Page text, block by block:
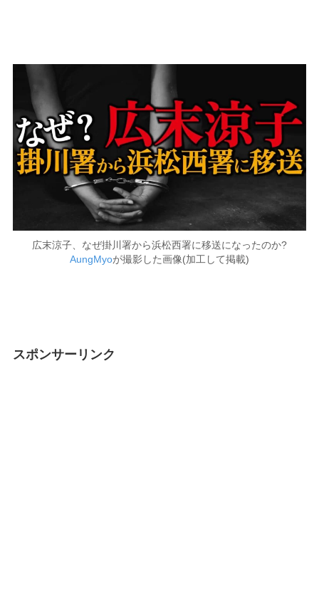
広末涼子、なぜ掛川署から浜松西署に移送になったのか?
AungMyoが撮影した画像(加工して掲載)
スポンサーリンク